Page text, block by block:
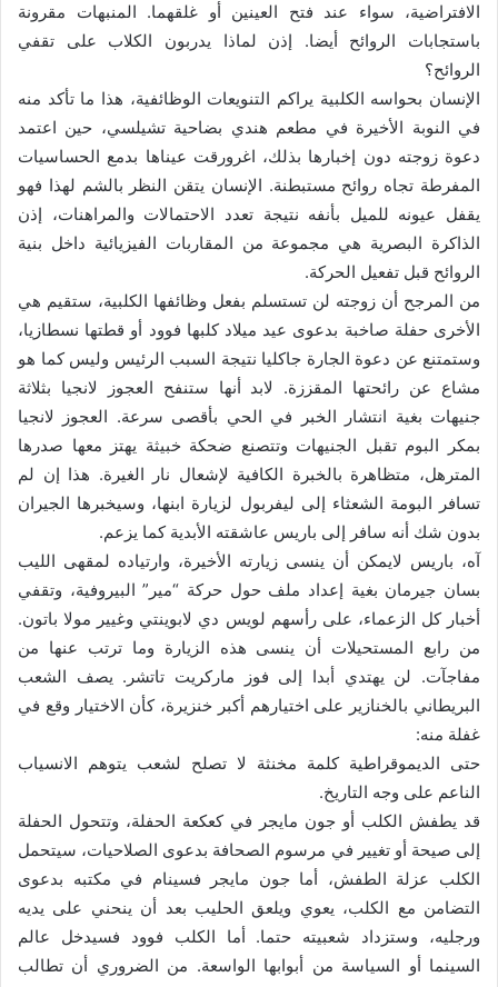
الافتراضية، سواء عند فتح العينين أو غلقهما. المنبهات مقرونة
باستجابات الروائح أيضا. إذن لماذا يدربون الكلاب على تقفي
الروائح؟
الإنسان بحواسه الكلبية يراكم التنويعات الوظائفية، هذا ما تأكد منه
في النوبة الأخيرة في مطعم هندي بضاحية تشيلسي، حين اعتمد
دعوة زوجته دون إخبارها بذلك، اغرورقت عيناها بدمع الحساسيات
المفرطة تجاه روائح مستبطنة. الإنسان يتقن النظر بالشم لهذا فهو
يقفل عيونه للميل بأنفه نتيجة تعدد الاحتمالات والمراهنات، إذن
الذاكرة البصرية هي مجموعة من المقاربات الفيزيائية داخل بنية
الروائح قبل تفعيل الحركة.
من المرجح أن زوجته لن تستسلم بفعل وظائفها الكلبية، ستقيم هي
الأخرى حفلة صاخبة بدعوى عيد ميلاد كلبها فوود أو قطتها نسطازيا،
وستمتنع عن دعوة الجارة جاكليا نتيجة السبب الرئيس وليس كما هو
مشاع عن رائحتها المقززة. لابد أنها ستنفح العجوز لانجيا بثلاثة
جنيهات بغية انتشار الخبر في الحي بأقصى سرعة. العجوز لانجيا
بمكر البوم تقبل الجنيهات وتتصنع ضحكة خبيثة يهتز معها صدرها
المترهل، متظاهرة بالخبرة الكافية لإشعال نار الغيرة. هذا إن لم
تسافر البومة الشعثاء إلى ليفربول لزيارة ابنها، وسيخبرها الجيران
بدون شك أنه سافر إلى باريس عاشقته الأبدية كما يزعم.
آه، باريس لايمكن أن ينسى زيارته الأخيرة، وارتياده لمقهى الليب
بسان جيرمان بغية إعداد ملف حول حركة “مير” البيروفية، وتقفي
أخبار كل الزعماء، على رأسهم لويس دي لابوينتي وغيير مولا باتون.
من رابع المستحيلات أن ينسى هذه الزيارة وما ترتب عنها من
مفاجآت. لن يهتدي أبدا إلى فوز ماركريت تاتشر. يصف الشعب
البريطاني بالخنازير على اختيارهم أكبر خنزيرة، كأن الاختيار وقع في
غفلة منه:
حتى الديموقراطية كلمة مخنثة لا تصلح لشعب يتوهم الانسياب
الناعم على وجه التاريخ.
قد يطفش الكلب أو جون مايجر في كعكعة الحفلة، وتتحول الحفلة
إلى صيحة أو تغيير في مرسوم الصحافة بدعوى الصلاحيات، سيتحمل
الكلب عزلة الطفش، أما جون مايجر فسينام في مكتبه بدعوى
التضامن مع الكلب، يعوي ويلعق الحليب بعد أن ينحني على يديه
ورجليه، وستزداد شعبيته حتما. أما الكلب فوود فسيدخل عالم
السينما أو السياسة من أبوابها الواسعة. من الضروري أن تطالب